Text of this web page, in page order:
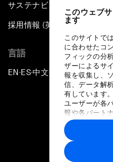
このウェブ
ます
このサイトで
に合わせたコ
フィックの分
ザーによるサ
報を収集し、
信、データ解
有しています
ユーザーが各
報や各パート
に収集された
トナーによっ
す。
サステナビリティへの取り組
採用情報 (英語のみ)
言語
EN ▪ ES▪中文▪ 日本語
プライバシーポ
サイ